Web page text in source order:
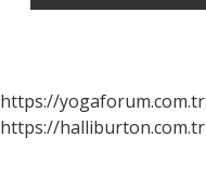
https://yogaforum.com.tr
https://halliburton.com.tr